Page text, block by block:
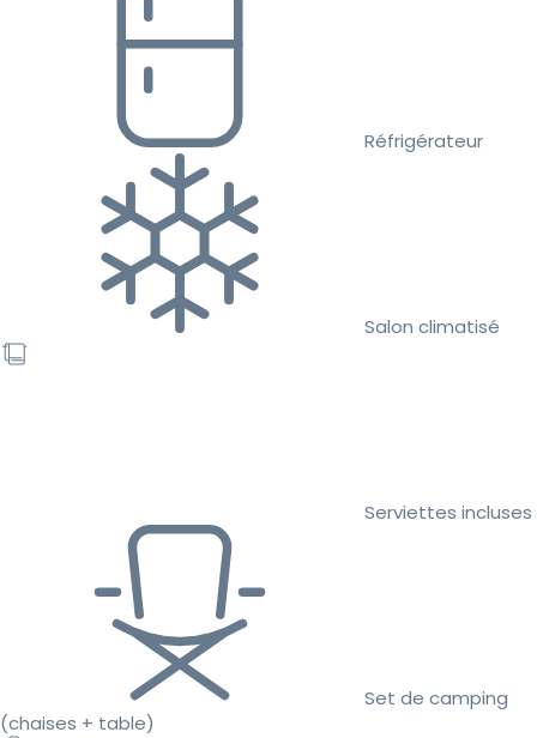
Réfrigérateur
Salon climatisé
Serviettes incluses
Set de camping
(chaises + table)